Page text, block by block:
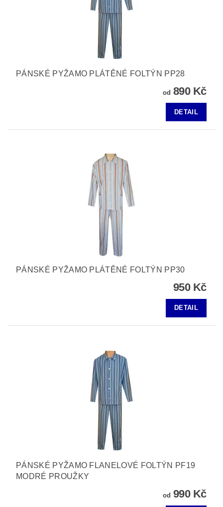
PÁNSKÉ PYŽAMO PLÁTĚNÉ FOLTÝN PP28
od 890 Kč
DETAIL
PÁNSKÉ PYŽAMO PLÁTĚNÉ FOLTÝN PP30
950 Kč
DETAIL
PÁNSKÉ PYŽAMO FLANELOVÉ FOLTÝN PF19
MODRÉ PROUŽKY
od 990 Kč